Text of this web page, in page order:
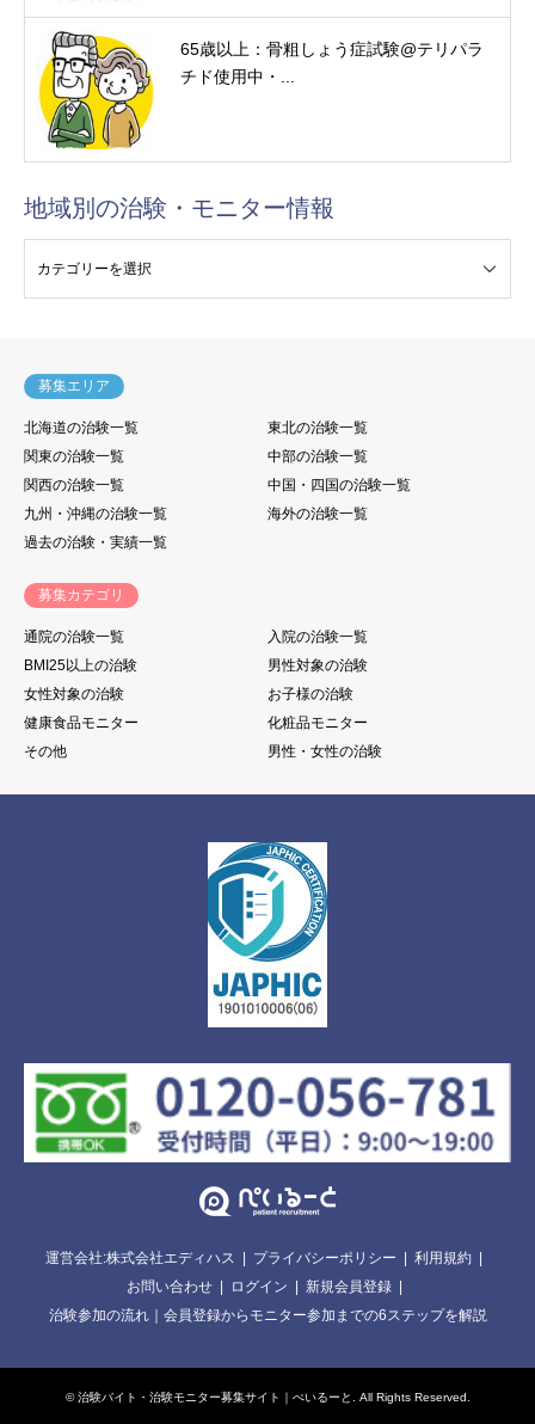
65歳以上：骨粗しょう症試験@テリパラ
チド使用中・...
地域別の治験・モニター情報
募集エリア
北海道の治験一覧
東北の治験一覧
関東の治験一覧
中部の治験一覧
関西の治験一覧
中国・四国の治験一覧
九州・沖縄の治験一覧
海外の治験一覧
過去の治験・実績一覧
募集カテゴリ
通院の治験一覧
入院の治験一覧
BMI25以上の治験
男性対象の治験
女性対象の治験
お子様の治験
健康食品モニター
化粧品モニター
その他
男性・女性の治験
運営会社:株式会社エディハス プライバシーポリシー
利用規約
お問い合わせ
ログイン
新規会員登録
治験参加の流れ｜会員登録からモニター参加までの6ステップを解説
©治験バイト・治験モニター募集サイト｜ぺいるーと . All Rights Reserved.